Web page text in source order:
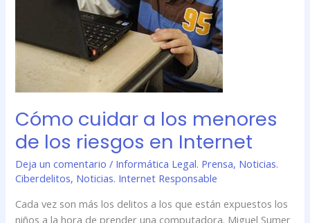
Cómo cuidar a los menores
de los riesgos en Internet
Deja un comentario / Informática Legal. Prensa, Noticias.
Ciberdelitos, Noticias. Internet Responsable
Cada vez son más los delitos a los que están expuestos los
niños a la hora de prender una computadora. Miguel Sumer